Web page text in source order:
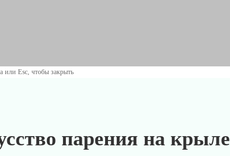
или Esc, чтобы закрыть
парения на крыле